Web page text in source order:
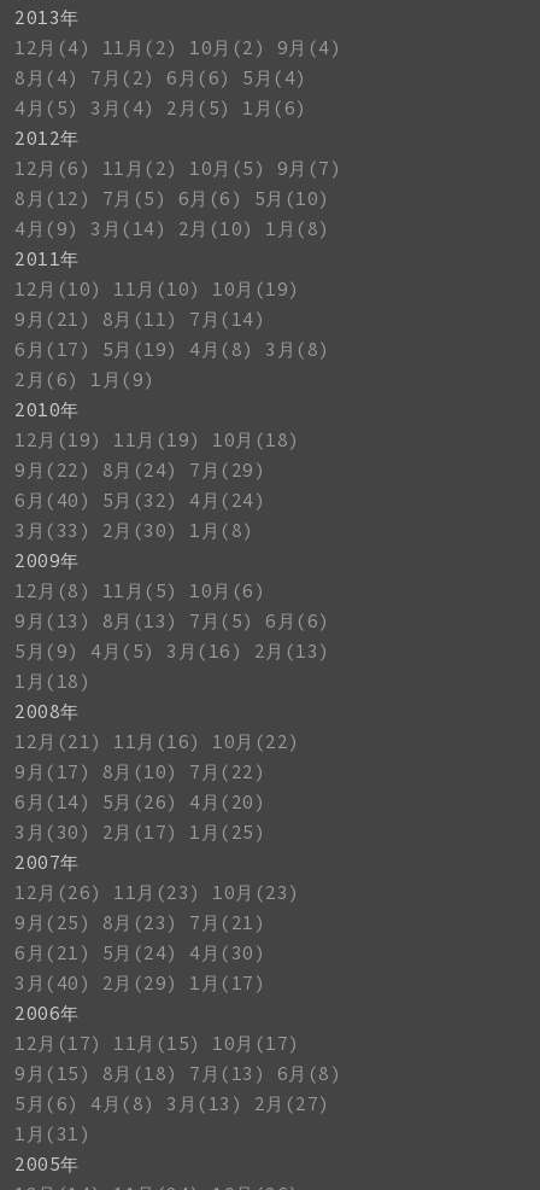
2013年
12月(4)
11月(2) 10月(2)
9月(4)
8月(4)
7月(2) 6月(6)
5月(4)
4月(5)
3月(4) 2月(5)
1月(6)
2012年
12月(6)
11月(2) 10月(5)
9月(7)
8月(12)
7月(5) 6月(6)
5月(10)
4月(9)
3月(14) 2月(10)
1月(8)
2011年
12月(10)
11月(10)
10月(19)
9月(21)
8月(11)
7月(14)
6月(17)
5月(19) 4月(8)
3月(8)
2月(6)
1月(9)
2010年
12月(19)
11月(19)
10月(18)
9月(22)
8月(24)
7月(29)
6月(40)
5月(32)
4月(24)
3月(33)
2月(30)
1月(8)
2009年
12月(8)
11月(5)
10月(6)
9月(13)
8月(13) 7月(5)
6月(6)
5月(9)
4月(5) 3月(16)
2月(13)
1月(18)
2008年
12月(21)
11月(16)
10月(22)
9月(17)
8月(10)
7月(22)
6月(14)
5月(26)
4月(20)
3月(30)
2月(17)
1月(25)
2007年
12月(26)
11月(23)
10月(23)
9月(25)
8月(23)
7月(21)
6月(21)
5月(24)
4月(30)
3月(40)
2月(29)
1月(17)
2006年
12月(17)
11月(15)
10月(17)
9月(15)
8月(18) 7月(13)
6月(8)
5月(6)
4月(8) 3月(13)
2月(27)
1月(31)
2005年